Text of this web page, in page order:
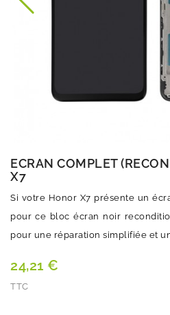
ECRAN COMPLET
X7
Si votre Honor X7 présente un
pour ce bloc écran noir
pour une réparation simplifiée et
24,21 €
TTC